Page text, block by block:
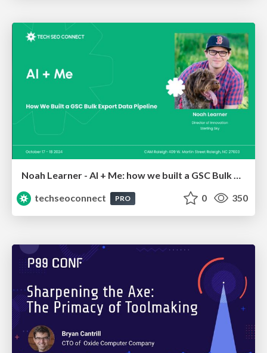
Noah Learner - AI + Me: how we built a GSC Bulk Export data pipeline
techseoconnect
PRO 0 350